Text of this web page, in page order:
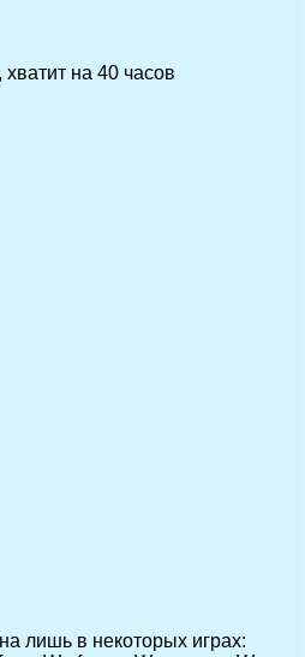
на 40 часов
лишь в некоторых играх: